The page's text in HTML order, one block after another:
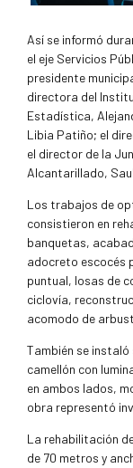
Así se informó
el eje Servicios
presidente
directora del
Estadística,
Libia Patiño; el
el director de la
Alcantarillado,
Los trabajos de
consistieron en
banquetas,
adocreto escocés
puntual, losas de
ciclovía,
acomodo de
También se
camellón con
en ambos lados,
obra representó
La rehabilitación
de 70 metros y